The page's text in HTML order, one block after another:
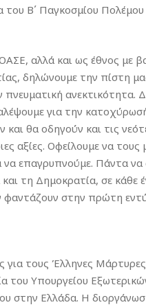
του Β΄ Παγκοσμίου
αλλά και ως έθνος με
δηλώνουμε την πίστη
ανεκτικότητα.
για την
θα οδηγούν και τις
αξίες. Οφείλουμε να
επαγρυπνούμε. Πάντα
τη Δημοκρατία, σε κάθε
φαντάζουν στην πρώτη
τους Έλληνες
του Υπουργείου
στην Ελλάδα. Η